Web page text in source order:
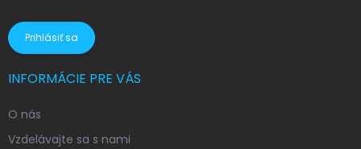
Prihlásiť sa
INFORMÁCIE PRE VÁS
O nás
Vzdelávajte sa s nami